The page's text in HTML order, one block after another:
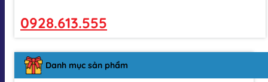
0928.613.555
Danh mục sản phẩm